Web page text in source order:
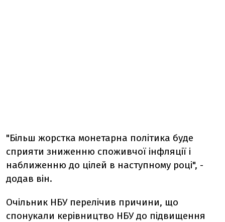
"Більш жорстка монетарна політика буде
сприяти зниженню споживчої інфляції і
наближенню до цілей в наступному році", -
додав він.
Очільник НБУ перелічив причини, що
спонукали керівництво НБУ до підвищення